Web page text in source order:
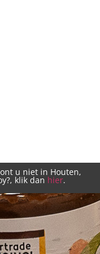
u niet in Houten,
klik dan hier.